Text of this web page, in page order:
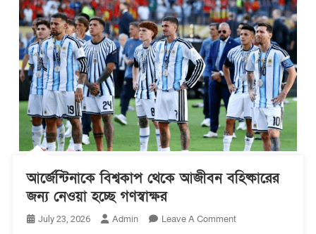
আর্জেন্টিনাকে বিশ্বকাপ থেকে আজীবন বহিষ্কারের
জন্য নেওয়া হচ্ছে গণস্বাক্ষর
July 23, 2026 Admin Leave A CommentOn